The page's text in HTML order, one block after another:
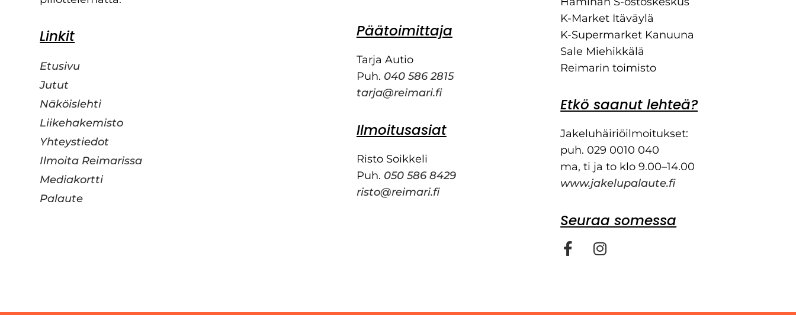
Linkit
Etusivu
Jutut
Näköislehti
Liikehakemisto
Yhteystiedot
Ilmoita Reimarissa
Mediakortti
Palaute
Päätoimittaja
Tarja Autio
Puh. 040 586 2815
tarja@reimari.fi
Ilmoitusasiat
Risto Soikkeli
Puh. 050 586 8429
risto@reimari.fi
K-Market Itäväylä
K-Supermarket Kanuuna
Sale Miehikkälä
Reimarin toimisto
Etkö saanut lehteä?
Jakeluhäiriöilmoitukset:
puh. 029 0010 040
ma, ti ja to klo 9.00–14.00
www.jakelupalaute.fi
Seuraa somessa